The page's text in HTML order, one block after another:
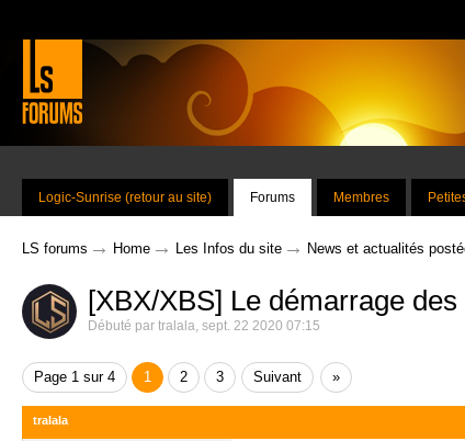
Logic-Sunrise (retour au site) Forums Membres
LS forums → Home → Les Infos du site → News et actualités
[XBX/XBS] Le démarrage
Débuté par tralala, sept. 22 2020 07:15
Page 1 sur 4 1 2 3 Suivant »
tralala